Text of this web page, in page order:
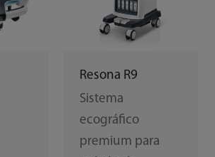
Resona R9
Sistema
ecográfico
premium para